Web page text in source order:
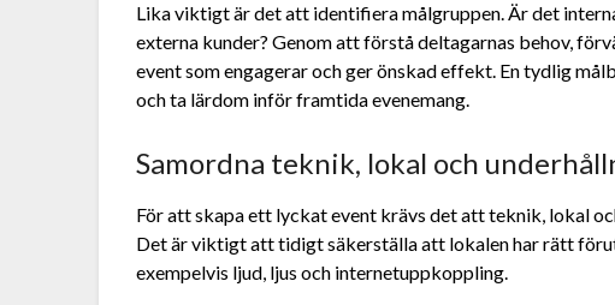
Lika viktigt är det att identifiera målgruppen. Är det
externa kunder? Genom att förstå deltagarnas behov,
event som engagerar och ger önskad effekt. En tydlig
och ta lärdom inför framtida evenemang.
Samordna teknik, lokal och
För att skapa ett lyckat event krävs det att teknik, lokal
Det är viktigt att tidigt säkerställa att lokalen har rätt
exempelvis ljud, ljus och internetuppkoppling.